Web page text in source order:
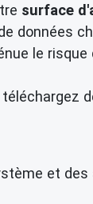
surface
données
le
et